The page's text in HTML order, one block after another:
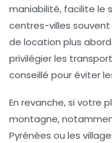
maniabilité, facilite le
centres-villes
de location plus
privilégier les
conseillé pour éviter
En revanche, si votre
montagne,
Pyrénées ou les